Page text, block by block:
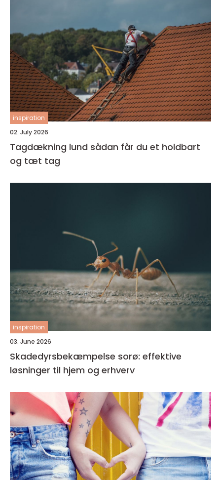
inspiration
02. July 2026
Tagdækning lund sådan får du et holdbart
og tæt tag
inspiration
03. June 2026
Skadedyrsbekæmpelse sorø: effektive
løsninger til hjem og erhverv